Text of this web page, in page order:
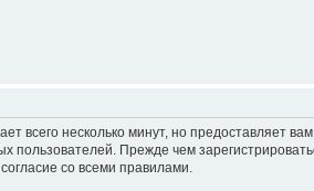
всего несколько минут, но предоставляет
Прежде чем
со всеми правилами.